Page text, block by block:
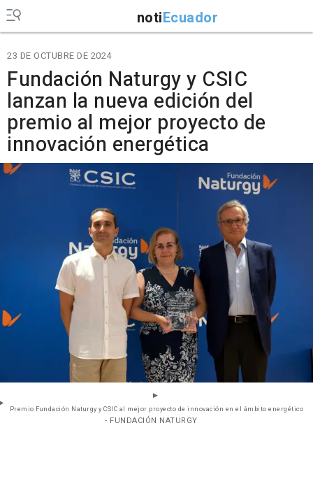
notiEcuador
23 DE OCTUBRE DE 2024
Fundación Naturgy y CSIC
lanzan la nueva edición del
premio al mejor proyecto de
innovación energética
Premio Fundación Naturgy y CSIC al mejor proyecto de innovación en el ámbito energético
- FUNDACIÓN NATURGY